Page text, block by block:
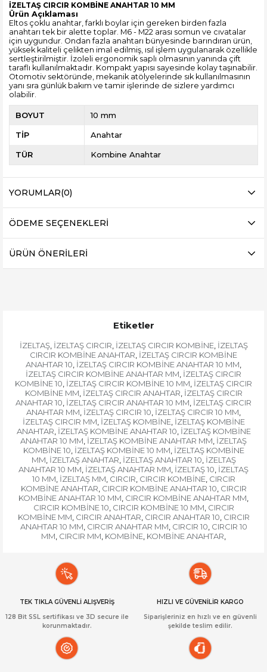
İZELTAŞ CIRCIR KOMBİNE ANAHTAR 10 MM
Ürün Açıklaması
Eltos çoklu anahtar, farklı boylar için gereken birden fazla
anahtarı tek bir alette toplar. M6 - M22 arası somun ve cıvatalar
için uygundur. Ondan fazla anahtarı bünyesinde barındıran ürün,
yüksek kaliteli çelikten imal edilmiş, ısıl işlem uygulanarak özellikle
sertleştirilmiştir. İzoleli ergonomik saplı olmasının yanında çift
taraflı kullanılmaktadır. Kompakt yapısı sayesinde kolay taşınabilir.
Otomotiv sektöründe, mekanik atölyelerinde sık kullanılmasının
yanı sıra günlük bakım ve tamir işlerinde de sizlere yardımcı
olabilir.
BOYUT 10 mm
TİP Anahtar
TÜR Kombine Anahtar
YORUMLAR(0)
ÖDEME SEÇENEKLERI
ÜRÜN ÖNERILERI
Etiketler
İZELTAŞ, İZELTAŞ CIRCIR, İZELTAŞ CIRCIR KOMBİNE, İZELTAŞ
CIRCIR KOMBİNE ANAHTAR, İZELTAŞ CIRCIR KOMBİNE
ANAHTAR 10, İZELTAŞ CIRCIR KOMBİNE ANAHTAR 10 MM,
İZELTAŞ CIRCIR KOMBİNE ANAHTAR MM, İZELTAŞ CIRCIR
KOMBİNE 10, İZELTAŞ CIRCIR KOMBİNE 10 MM, İZELTAŞ CIRCIR
KOMBİNE MM, İZELTAŞ CIRCIR ANAHTAR, İZELTAŞ CIRCIR
ANAHTAR 10, İZELTAŞ CIRCIR ANAHTAR 10 MM, İZELTAŞ CIRCIR
ANAHTAR MM, İZELTAŞ CIRCIR 10, İZELTAŞ CIRCIR 10 MM,
İZELTAŞ CIRCIR MM, İZELTAŞ KOMBİNE, İZELTAŞ KOMBİNE
ANAHTAR, İZELTAŞ KOMBİNE ANAHTAR 10, İZELTAŞ KOMBİNE
ANAHTAR 10 MM, İZELTAŞ KOMBİNE ANAHTAR MM, İZELTAŞ
KOMBİNE 10, İZELTAŞ KOMBİNE 10 MM, İZELTAŞ KOMBİNE
MM, İZELTAŞ ANAHTAR, İZELTAŞ ANAHTAR 10, İZELTAŞ
ANAHTAR 10 MM, İZELTAŞ ANAHTAR MM, İZELTAŞ 10, İZELTAŞ
10 MM, İZELTAŞ MM, CIRCIR, CIRCIR KOMBİNE, CIRCIR
KOMBİNE ANAHTAR, CIRCIR KOMBİNE ANAHTAR 10, CIRCIR
KOMBİNE ANAHTAR 10 MM, CIRCIR KOMBİNE ANAHTAR MM,
CIRCIR KOMBİNE 10, CIRCIR KOMBİNE 10 MM, CIRCIR
KOMBİNE MM, CIRCIR ANAHTAR, CIRCIR ANAHTAR 10, CIRCIR
ANAHTAR 10 MM, CIRCIR ANAHTAR MM, CIRCIR 10, CIRCIR 10
MM, CIRCIR MM, KOMBİNE, KOMBİNE ANAHTAR,
TEK TIKLA GÜVENLİ ALIŞVERİŞ
128 Bit SSL sertifikası ve 3D secure ile
korunmaktadır.
HIZLI VE GÜVENİLİR KARGO
Siparişleriniz en hızlı ve en güvenli
şekilde teslim edilir.